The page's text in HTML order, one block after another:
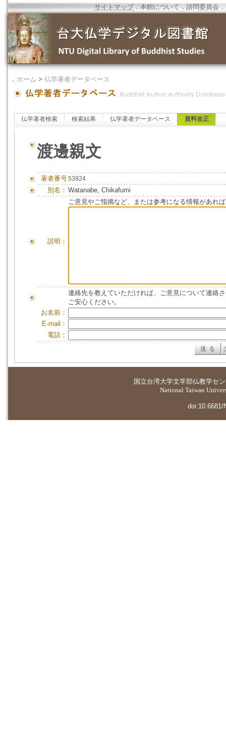
サイトマップ．本館について ．諮問委員会 ．
． ホーム > 仏学著者データベース
仏学著者検索 検索結果 仏学著者データベース 資料改正
渡邊親文
著者番号53924
別名： Watanabe, Chikafumi
説明：
ご意見やご指摘など、または参考になる情報があれ
連絡先を教えていただければ、ご意見について連絡
ご安心ください。
お名前：
E-mail：
電話：
国立台湾大学文学部仏教学セ
National Taiwan
doi:10.6681/